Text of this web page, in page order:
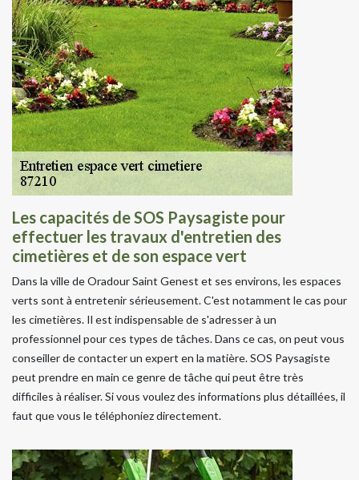
Les capacités de SOS Paysagiste pour
effectuer les travaux d'entretien des
cimetières et de son espace vert
Dans la ville de Oradour Saint Genest et ses environs, les espaces
verts sont à entretenir sérieusement. C'est notamment le cas pour
les cimetières. Il est indispensable de s'adresser à un
professionnel pour ces types de tâches. Dans ce cas, on peut vous
conseiller de contacter un expert en la matière. SOS Paysagiste
peut prendre en main ce genre de tâche qui peut être très
difficiles à réaliser. Si vous voulez des informations plus détaillées, il
faut que vous le téléphoniez directement.